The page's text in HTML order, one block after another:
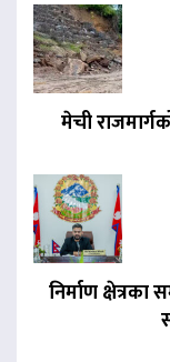
मेची
निर्माण